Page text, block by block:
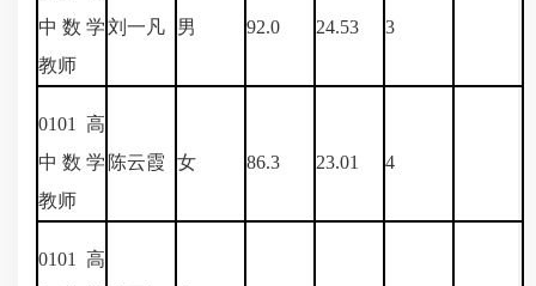
中数学
教师
刘一凡 男 92.0 24.53 3
0101
高
中数学
教师
陈云霞 女 86.3 23.01 4
0101
高